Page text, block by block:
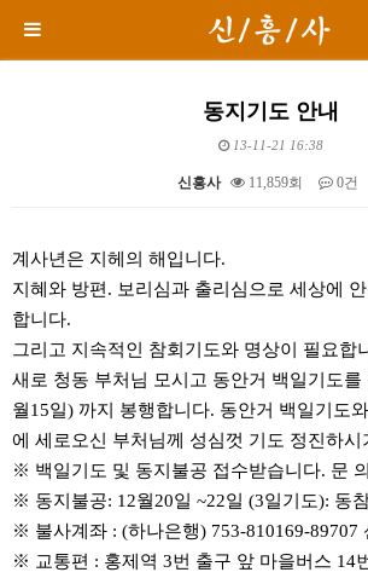
동지기도 안내
13-11-21 16:38
신흥사 11,859회 0건
계사년은 지헤의 해입니다.
지혜와 방편. 보리심과 출리심으로 세상에
합니다.
그리고 지속적인 참회기도와 명상이 필요합
새로 청동 부처님 모시고 동안거 백일기도를
월15일) 까지 봉행합니다. 동안거 백일기도
에 세로오신 부처님께 성심껏 기도 정진하시
※ 백일기도 및 동지불공 접수받습니다. 문
※ 동지불공: 12월20일 ~22일 (3일기도): 동
※ 불사계좌 : (하나은행) 753-810169-89707
※ 교통편 : 홍제역 3번 출구 앞 마을버스 14